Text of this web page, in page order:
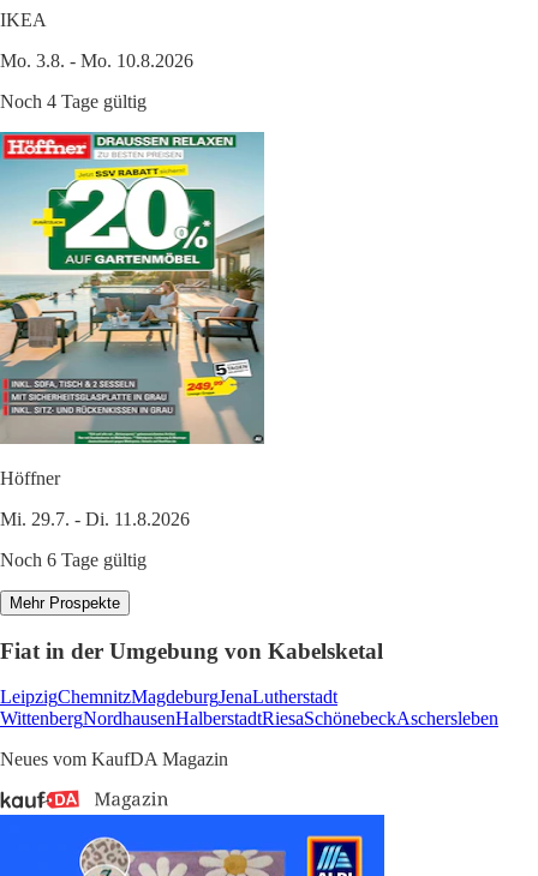
IKEA
Mo. 3.8. - Mo. 10.8.2026
Noch 4 Tage gültig
Höffner
Mi. 29.7. - Di. 11.8.2026
Noch 6 Tage gültig
Mehr Prospekte
Fiat in der Umgebung von Kabelsketal
LeipzigChemnitzMagdeburgJenaLutherstadt
WittenbergNordhausenHalberstadtRiesaSchönebeckAschersleben
Neues vom KaufDA Magazin